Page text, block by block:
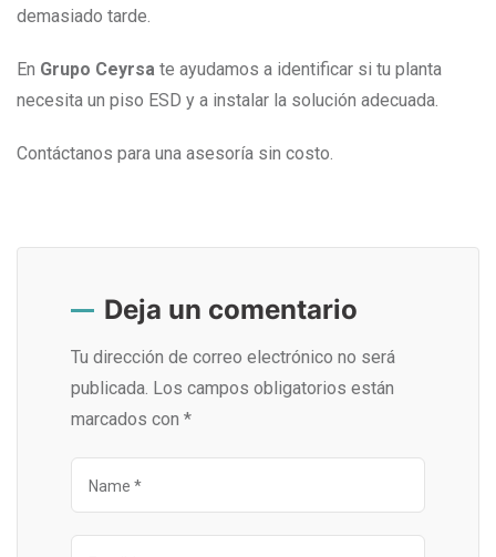
demasiado tarde.
En Grupo Ceyrsa te ayudamos a identificar si tu planta
necesita un piso ESD y a instalar la solución adecuada.
Contáctanos para una asesoría sin costo.
Deja un comentario
Tu dirección de correo electrónico no será
publicada. Los campos obligatorios están
marcados con *